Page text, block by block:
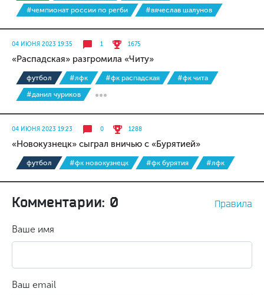
#чемпионат россии по регби
#вячеслав шалунов
04 ИЮНЯ 2023 19:35 1 1675
«Распадская» разгромила «Читу»
футбол #лфк #фк распадская
#фк чита
#данил чуриков
04 ИЮНЯ 2023 19:23 0 1288
«Новокузнецк» сыграл вничью с «Бурятией»
футбол #фк новокузнецк #фк бурятия #лфк
Комментарии: 0 Правила
Ваше имя
Ваш email